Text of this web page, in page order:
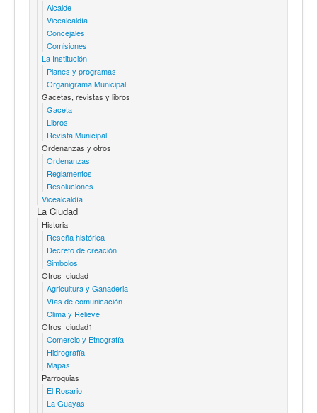
Alcalde
Vicealcaldía
Concejales
Comisiones
La Institución
Planes y programas
Organigrama Municipal
Gacetas, revistas y libros
Gaceta
Libros
Revista Municipal
Ordenanzas y otros
Ordenanzas
Reglamentos
Resoluciones
Vicealcaldía
La Ciudad
Historia
Reseña histórica
Decreto de creación
Simbolos
Otros_ciudad
Agricultura y Ganaderia
Vías de comunicación
Clima y Relieve
Otros_ciudad1
Comercio y Etnografía
Hidrografía
Mapas
Parroquias
El Rosario
La Guayas